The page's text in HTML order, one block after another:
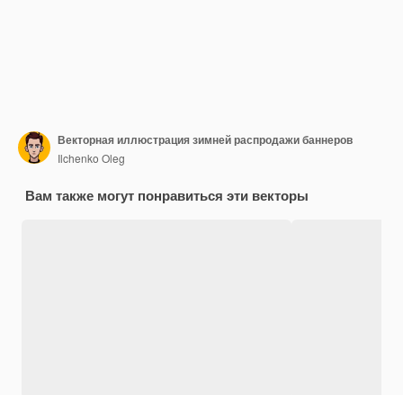
Векторная иллюстрация зимней распродажи баннеров
Ilchenko Oleg
Вам также могут понравиться эти векторы